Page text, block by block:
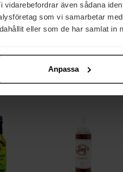
även sådana
som vi samarbetar
eller som de har samlat in
Anpassa
Chilisås
75 kr
Kikkoman Soy Sauce 1L
Köp